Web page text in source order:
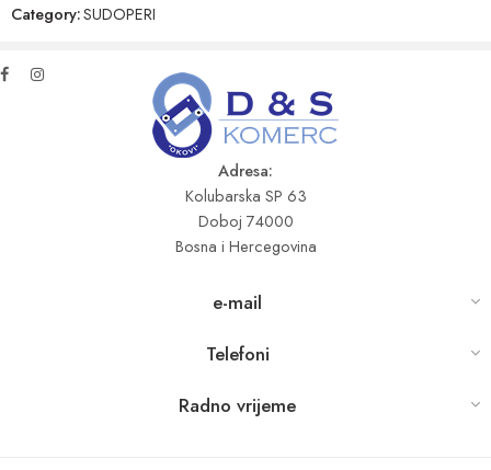
Category:SUDOPERI
Adresa:
Kolubarska SP 63
Doboj 74000
Bosna i Hercegovina
e-mail
Telefoni
Radno vrijeme